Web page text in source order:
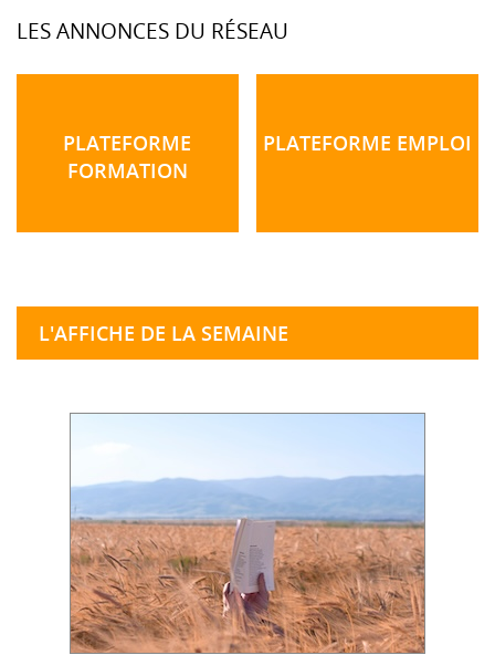
LES ANNONCES DU RÉSEAU
PLATEFORME
FORMATION
PLATEFORME EMPLOI
L'AFFICHE DE LA SEMAINE